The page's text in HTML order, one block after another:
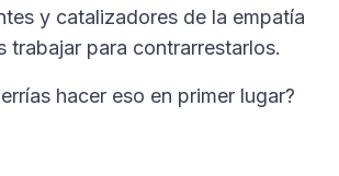
y catalizadores de la empatía
trabajar para contrarrestarlos.
hacer eso en primer lugar?